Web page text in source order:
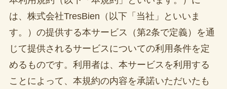
は、株式会社TresBien（以下「当社」といいま
す。）の提供する本サービス（第2条で定義）を通
じて提供されるサービスについての利用条件を定
めるものです。利用者は、本サービスを利用する
ことによって、本規約の内容を承諾いただいたも